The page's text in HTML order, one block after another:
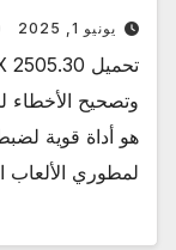
يونيو 1, 2025
هو أداة قوية
لمطوري